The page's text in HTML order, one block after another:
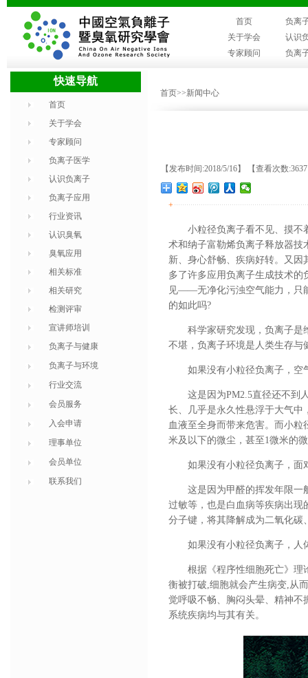
首页
负离
关于学会
认识
专家顾问
负离
快速导航
首页
关于学会
专家顾问
负离子医学
认识负离子
负离子应用
行业资讯
认识臭氧
臭氧应用
相关标准
相关研究
检测评审
宣讲师培训
负离子与健康
负离子与环境
行业交流
会员服务
入会申请
理事单位
会员单位
联系我们
首页>>新闻中心
【发布时间:2018/5/16】 【查看次数
+
小粒径负离子看不见、摸不
术和纳子富勒烯负离子释放器
新、身心舒畅、疾病好转。又
多了许多应用负离子生成技术
见——无净化污浊空气能力，只
的如此吗?
科学家研究发现，负离子是
不堪，负离子环境是人类生存与
如果没有小粒径负离子，空
这是因为PM2.5直径还不到
长、几乎是永久性悬浮于大气中
血液至全身而带来危害。而小
米及以下的微尘，甚至1微米的
如果没有小粒径负离子，面
这是因为甲醛的挥发年限
过敏等，也是白血病等疾病出现
分子键，将其降解成为二氧化碳
如果没有小粒径负离子，人
根据《程序性细胞死亡》理
衡被打破,细胞就会产生病变,从
觉呼吸不畅、胸闷头晕、精神不
系统疾病均与其有关。